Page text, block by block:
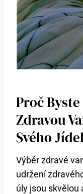
Proč
Zdravou
Svého
Výběr zdravé
udržení
úly jsou